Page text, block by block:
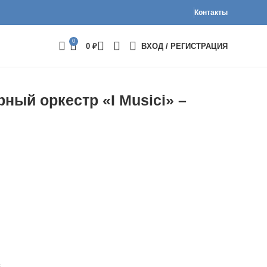
Контакты
0
0 ₽ ВХОД / РЕГИСТРАЦИЯ
оркестр «I Musici» –